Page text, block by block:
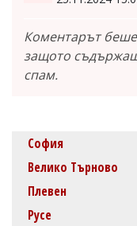
Коментарът
защото
спам.
София
Велико Търново
Плевен
Русе